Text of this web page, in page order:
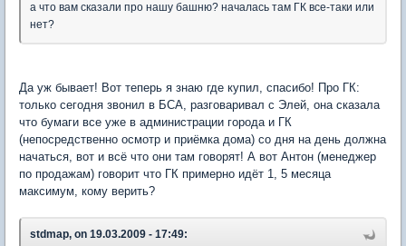
а что вам сказали про нашу башню? началась там ГК все-таки или
нет?
Да уж бывает! Вот теперь я знаю где купил, спасибо! Про ГК:
только сегодня звонил в БСА, разговаривал с Элей, она сказала
что бумаги все уже в администрации города и ГК
(непосредственно осмотр и приёмка дома) со дня на день должна
начаться, вот и всё что они там говорят! А вот Антон (менеджер
по продажам) говорит что ГК примерно идёт 1, 5 месяца
максимум, кому верить?
stdmap, on 19.03.2009 - 17:49: